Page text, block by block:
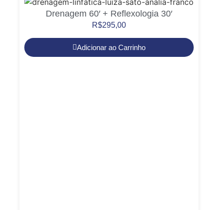
Drenagem 60′ + Reflexologia 30′
R$295,00
Adicionar ao Carrinho